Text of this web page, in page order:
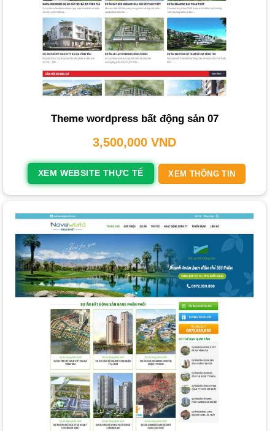
Tính năng tư vấn trực tiếp: Tích hợp chat trực tuyến, form
liên hệ nhanh để hỗ trợ khách hàng kịp thời.
Công cụ tìm kiếm nâng cao: Cho phép người dùng lọc
bất động sản theo nhiều tiêu chí như giá, diện tích, số
Tích hợp bản đồ định vị : Hiển thị vị trídự án trên Google
Maps giúp khách hàng dễ hình dung.
Công nghệ thực tế ảo VR360°: Mang lại trải nghiệm tham
quan ảo, giúp khách hàng có cái nhìn chân thực mà không
cần đến tận nơi.
Cập nhật tin tức: Các bài viết về xu hướng thị trường,
phân tíchdự ángiúpwebsiteluôn mới mẻ và đượcSeo
googleđánh giá cao.
Đánh giá của khách hàng: Tăng độ tin cậy và minh bạch.
Tối ưu hóa SEO: Đảm bảowebsitedễ dàng lên top công
cụ tìm kiếm.
Giao diện responsive : Tự động điều chỉnh để hiển thị tối
ưu trên mọi thiết bị.
Xu Hướng Thiết Kế Website Bất Động Sản
Nổi Bật
Để duy trì sự hấp dẫn,websitebất động sản cần bắt kịp
Theme wordpress bất động sản 07
3,500,000 VND
XEM WEBSITE THỰC TẾ XEM THÔNG TIN